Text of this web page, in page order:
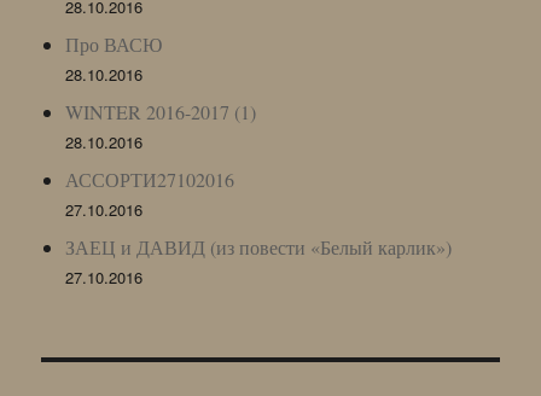
28.10.2016
Про ВАСЮ
28.10.2016
WINTER 2016-2017 (1)
28.10.2016
АССОРТИ27102016
27.10.2016
ЗАЕЦ и ДАВИД (из повести «Белый карлик»)
27.10.2016